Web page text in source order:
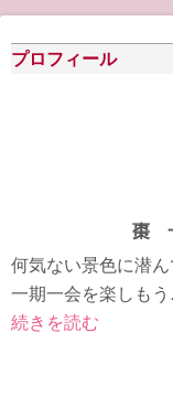
イ
ブ
プロフィール
棗
何気ない景色に潜ん
一期一会を楽しもう
続きを読む